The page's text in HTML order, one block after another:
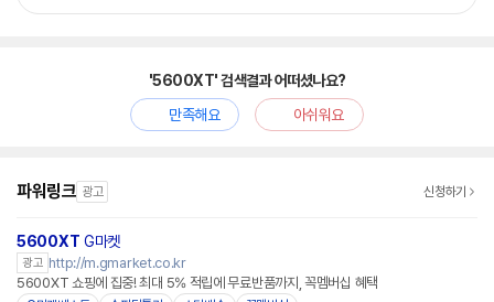
'5600XT' 검색결과 어떠셨나요?
만족해요
아쉬워요
파워링크 광고 신청하기
5600XT G마켓
광고 http://m.gmarket.co.kr
5600XT 쇼핑에 집중! 최대 5% 적립에 무료반품까지, 꼭멤버십 혜택